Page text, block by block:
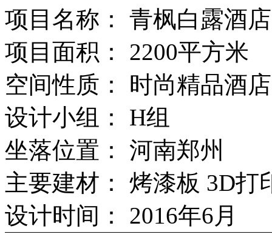
项目名称： 青枫白露酒店
项目面积： 2200平方米
空间性质： 时尚精品酒店
设计小组： H组
坐落位置： 河南郑州
主要建材： 烤漆板 3D打
设计时间： 2016年6月